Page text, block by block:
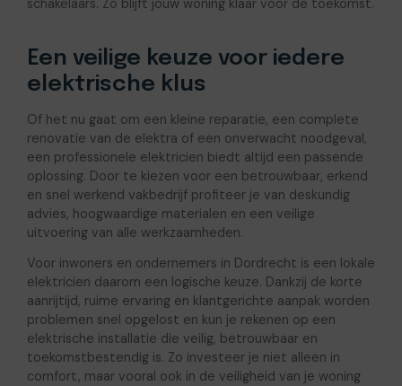
schakelaars. Zo blijft jouw woning klaar voor de toekomst.
Een veilige keuze voor iedere
elektrische klus
Of het nu gaat om een kleine reparatie, een complete
renovatie van de elektra of een onverwacht noodgeval,
een professionele elektricien biedt altijd een passende
oplossing. Door te kiezen voor een betrouwbaar, erkend
en snel werkend vakbedrijf profiteer je van deskundig
advies, hoogwaardige materialen en een veilige
uitvoering van alle werkzaamheden.
Voor inwoners en ondernemers in Dordrecht is een lokale
elektricien daarom een logische keuze. Dankzij de korte
aanrijtijd, ruime ervaring en klantgerichte aanpak worden
problemen snel opgelost en kun je rekenen op een
elektrische installatie die veilig, betrouwbaar en
toekomstbestendig is. Zo investeer je niet alleen in
comfort, maar vooral ook in de veiligheid van je woning